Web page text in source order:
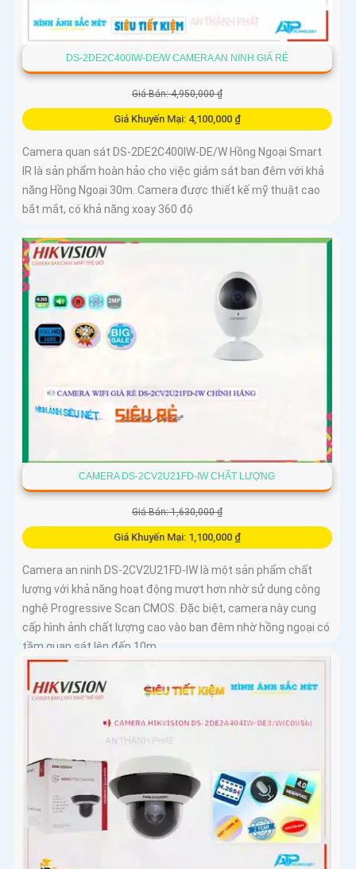
DS-2DE2C400IW-DE/W CAMERA AN NINH GIÁ RẺ
Giá Bán: 4,950,000 ₫
Giá Khuyến Mại: 4,100,000 ₫
Camera quan sát DS-2DE2C400IW-DE/W Hồng Ngoại Smart
IR là sản phẩm hoàn hảo cho việc giám sát ban đêm với khả
năng Hồng Ngoại 30m. Camera được thiết kế mỹ thuật cao
bắt mắt, có khả năng xoay 360 độ
CAMERA DS-2CV2U21FD-IW CHẤT LƯỢNG
Giá Bán: 1,630,000 ₫
Giá Khuyến Mại: 1,100,000 ₫
Camera an ninh DS-2CV2U21FD-IW là một sản phẩm chất
lượng với khả năng hoạt động mượt hơn nhờ sử dụng công
nghệ Progressive Scan CMOS. Đặc biệt, camera này cung
cấp hình ảnh chất lượng cao vào ban đêm nhờ hồng ngoại có
tầm quan sát lên đến 10m